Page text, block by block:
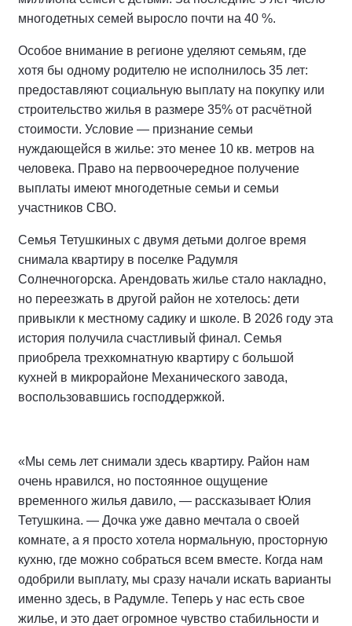
многодетных семей выросло почти на 40 %.
Особое внимание в регионе уделяют семьям, где
хотя бы одному родителю не исполнилось 35 лет:
предоставляют социальную выплату на покупку или
строительство жилья в размере 35% от расчётной
стоимости. Условие — признание семьи
нуждающейся в жилье: это менее 10 кв. метров на
человека. Право на первоочередное получение
выплаты имеют многодетные семьи и семьи
участников СВО.
Семья Тетушкиных с двумя детьми долгое время
снимала квартиру в поселке Радумля
Солнечногорска. Арендовать жилье стало накладно,
но переезжать в другой район не хотелось: дети
привыкли к местному садику и школе. В 2026 году эта
история получила счастливый финал. Семья
приобрела трехкомнатную квартиру с большой
кухней в микрорайоне Механического завода,
воспользовавшись господдержкой.
«Мы семь лет снимали здесь квартиру. Район нам
очень нравился, но постоянное ощущение
временного жилья давило, — рассказывает Юлия
Тетушкина. — Дочка уже давно мечтала о своей
комнате, а я просто хотела нормальную, просторную
кухню, где можно собраться всем вместе. Когда нам
одобрили выплату, мы сразу начали искать варианты
именно здесь, в Радумле. Теперь у нас есть свое
жилье, и это дает огромное чувство стабильности и